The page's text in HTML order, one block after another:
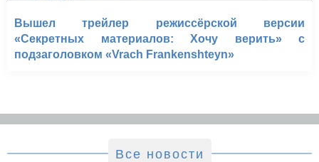
Вышел трейлер режиссёрской версии
«Секретных материалов: Хочу верить» с
подзаголовком «Vrach Frankenshteyn»
Все новости